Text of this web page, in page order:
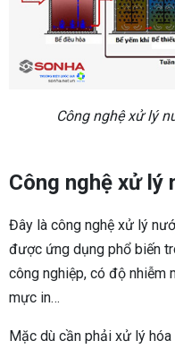
Công nghệ xử lý
Công nghệ xử lý
Đây là công nghệ xử lý
được ứng dụng phổ biến
công nghiệp, có độ nhiễm
mực in…
Mặc dù cần phải xử lý